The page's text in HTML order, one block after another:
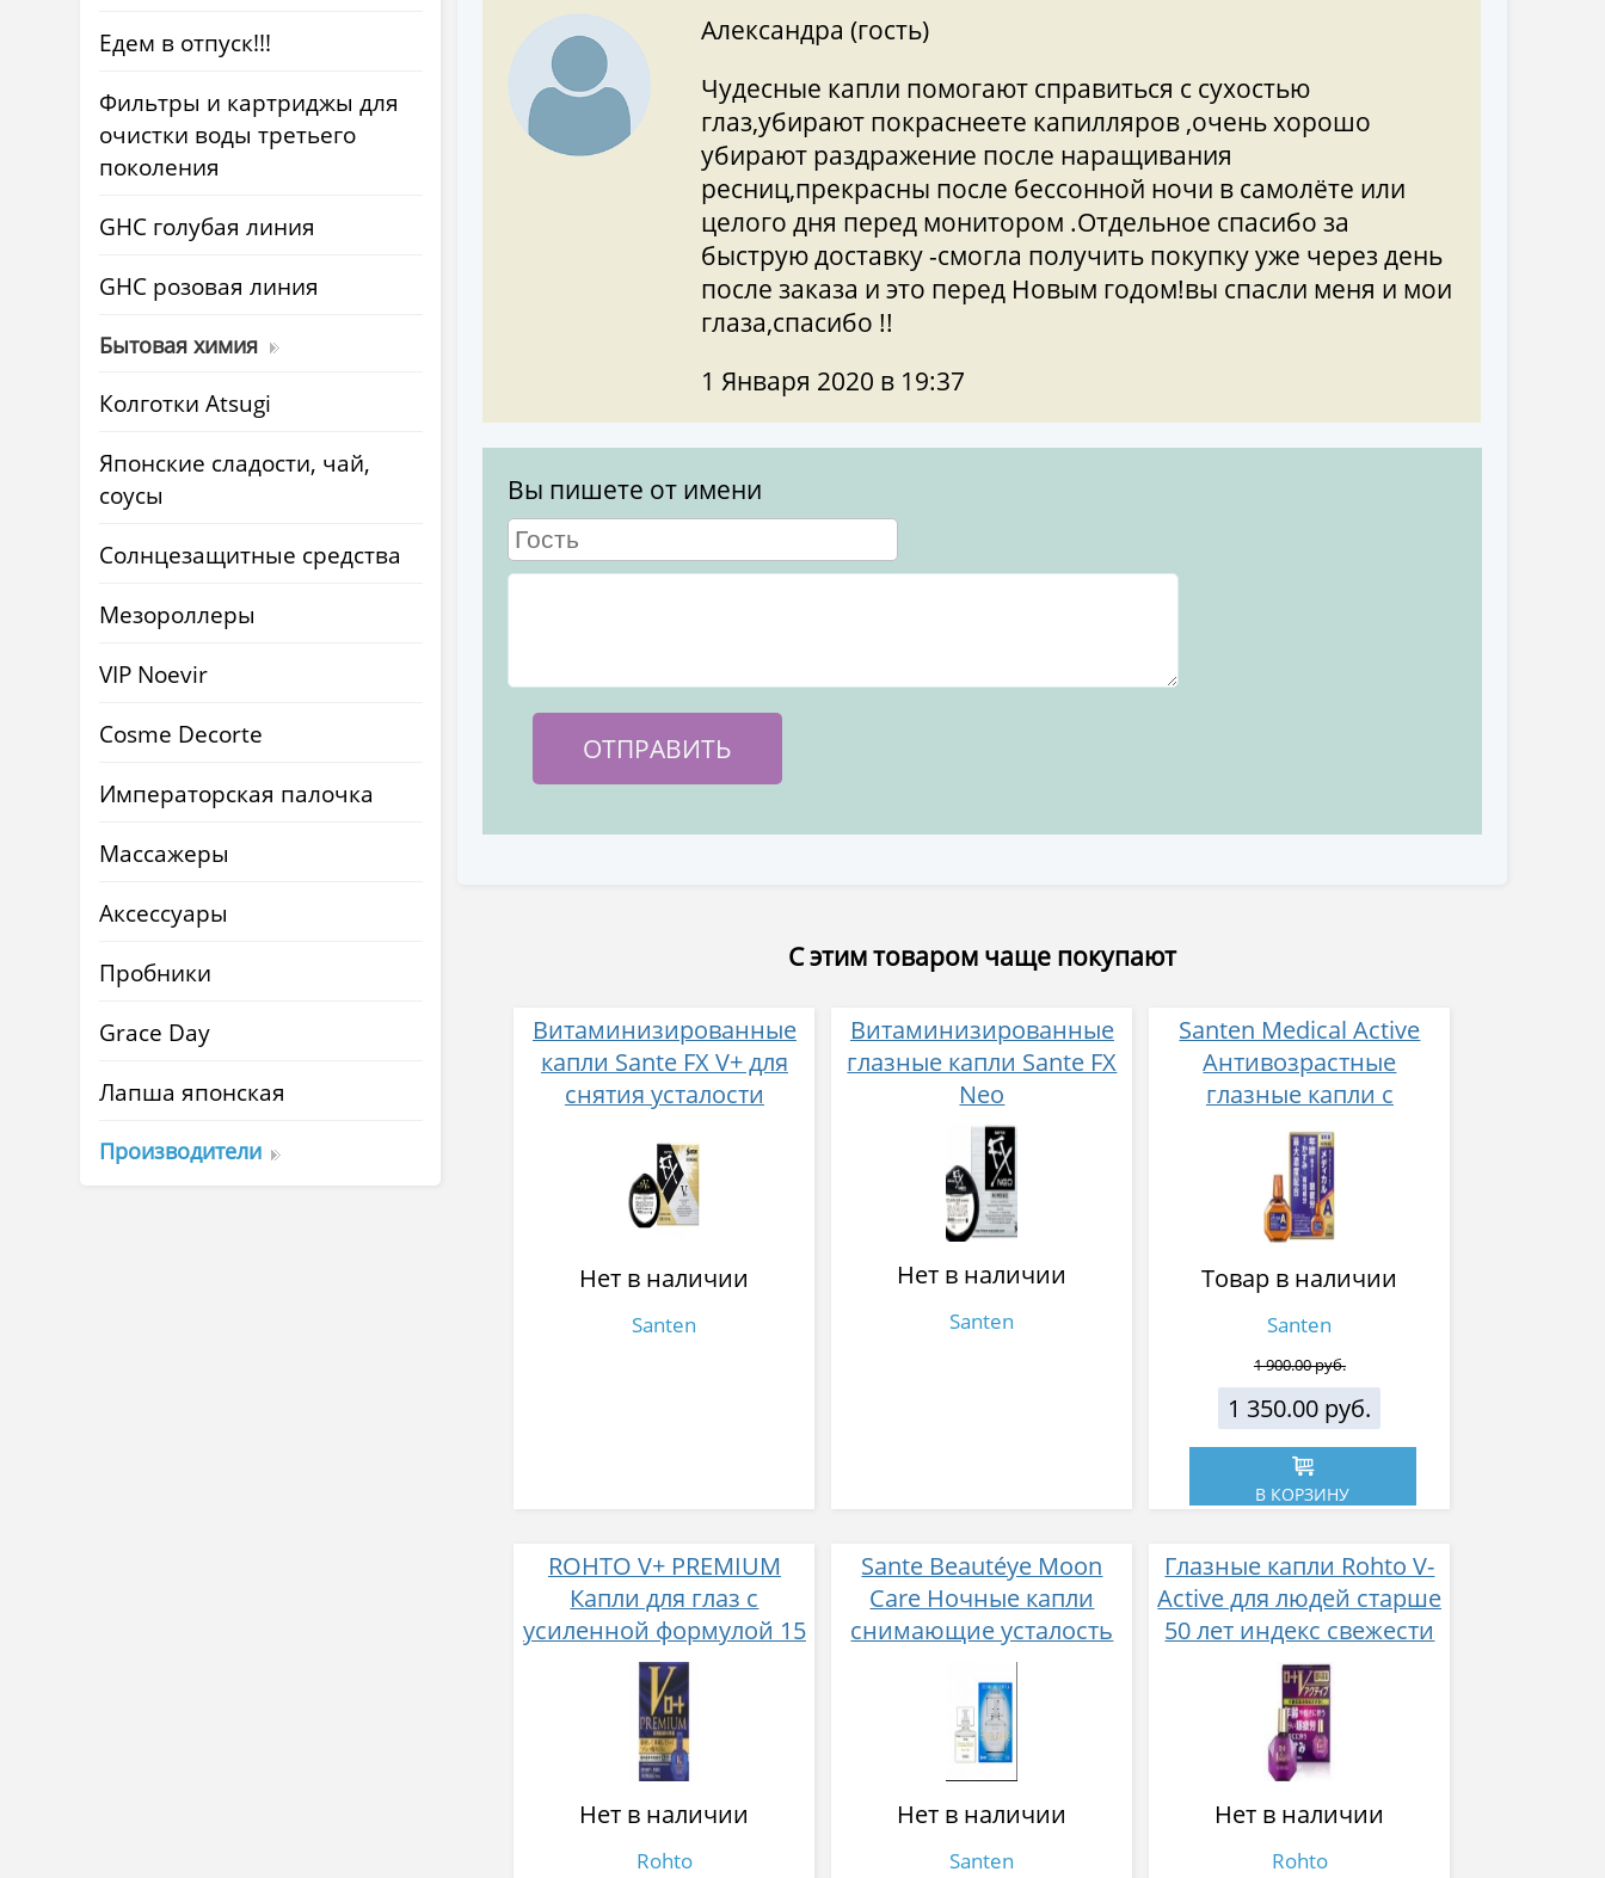
Едем в отпуск!!!
Фильтры и картриджы для
очистки воды третьего
поколения
GHC голубая линия
GHC розовая линия
Бытовая химия
Колготки Atsugi
Японские сладости, чай,
соусы
Солнцезащитные средства
Мезороллеры
VIP Noevir
Cosme Decorte
Императорская палочка
Массажеры
Аксессуары
Пробники
Grace Day
Лапша японская
Производители
Александра (гость)
Чудесные капли помогают справиться с сухостью
глаз,убирают покраснеете капилляров ,очень хорошо
убирают раздражение после наращивания
ресниц,прекрасны после бессонной ночи в самолёте или
целого дня перед монитором .Отдельное спасибо за
быструю доставку -смогла получить покупку уже через день
после заказа и это перед Новым годом!вы спасли меня и мои
глаза,спасибо !!
1 Января 2020 в 19:37
Вы пишете от имени
С этим товаром чаще покупают
Витаминизированные
капли Sante FX V+ для
снятия усталости
Нет в наличии
Santen
Витаминизированные
глазные капли Sante FX
Neo
Нет в наличии
Santen
Santen Medical Active
Антивозрастные
глазные капли с
провитамином А 12 мл
Товар в наличии
Santen
1 900.00 руб.
1 350.00 руб.
В КОРЗИНУ
ROHTO V+ PREMIUM
Капли для глаз с
усиленной формулой 15
мл
Нет в наличии
Rohto
Sante Beautéye Moon
Care Ночные капли
снимающие усталость
Нет в наличии
Santen
Глазные капли Rohto V-
Active для людей старше
50 лет индекс свежести
2
Нет в наличии
Rohto